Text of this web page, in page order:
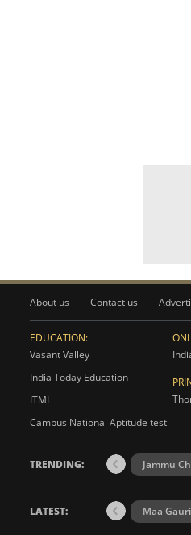
About us Contact us
EDUCATION:
Vasant Valley
India Today Education
ITMI
Campus National Aptitude test
TRENDING: Jammu
LATEST: Maa